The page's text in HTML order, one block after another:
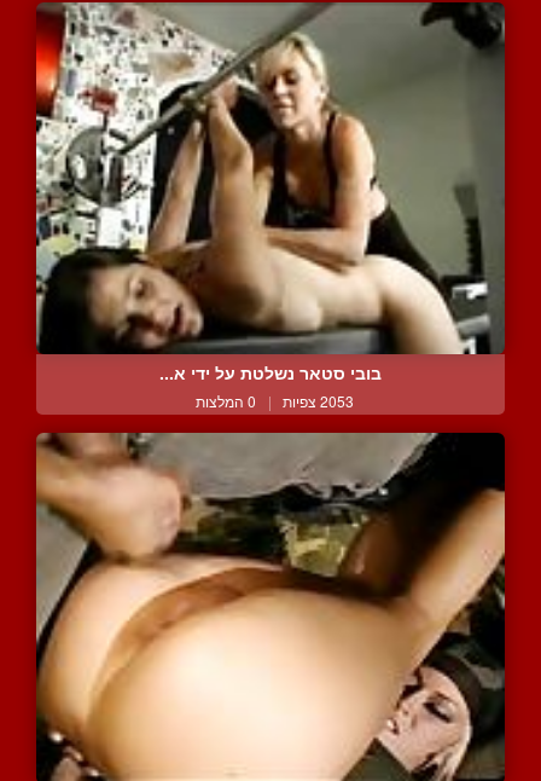
בובי סטאר נשלטת על ידי א...
2053 צפיות | 0 המלצות